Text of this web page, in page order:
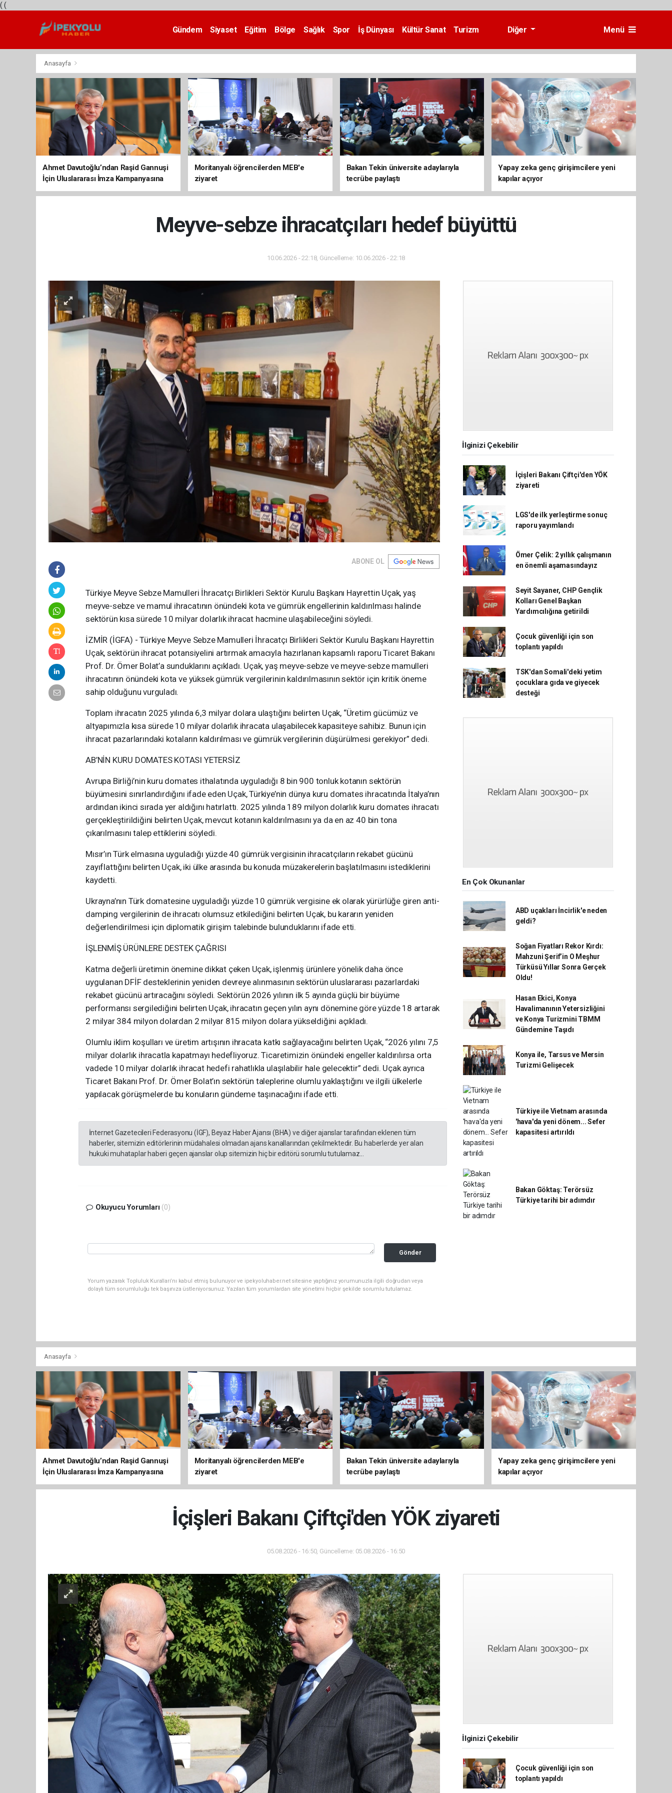
( (
Gündem Siyaset Eğitim Bölge Sağlık Spor İş Dünyası Kültür Sanat
Turizm
Diğer Menü
Anasayfa
Ahmet Davutoğlu’ndan Raşid Gannuşi
İçin Uluslararası İmza Kampanyasına
Destek
Moritanyalı öğrencilerden MEB'e
ziyaret
Bakan Tekin üniversite adaylarıyla
tecrübe paylaştı
Yapay zeka genç girişimcilere yeni
kapılar açıyor
Meyve-sebze ihracatçıları hedef büyüttü
10.06.2026 - 22:18, Güncelleme: 10.06.2026 - 22:18
ABONE OL
Türkiye Meyve Sebze Mamulleri İhracatçı Birlikleri Sektör Kurulu Başkanı Hayrettin Uçak, yaş
meyve-sebze ve mamul ihracatının önündeki kota ve gümrük engellerinin kaldırılması halinde
sektörün kısa sürede 10 milyar dolarlık ihracat hacmine ulaşabileceğini söyledi.
İZMİR (İGFA) - Türkiye Meyve Sebze Mamulleri İhracatçı Birlikleri Sektör Kurulu Başkanı Hayrettin
Uçak, sektörün ihracat potansiyelini artırmak amacıyla hazırlanan kapsamlı raporu Ticaret Bakanı
Prof. Dr. Ömer Bolat’a sunduklarını açıkladı. Uçak, yaş meyve-sebze ve meyve-sebze mamulleri
ihracatının önündeki kota ve yüksek gümrük vergilerinin kaldırılmasının sektör için kritik öneme
sahip olduğunu vurguladı.
Toplam ihracatın 2025 yılında 6,3 milyar dolara ulaştığını belirten Uçak, “Üretim gücümüz ve
altyapımızla kısa sürede 10 milyar dolarlık ihracata ulaşabilecek kapasiteye sahibiz. Bunun için
ihracat pazarlarındaki kotaların kaldırılması ve gümrük vergilerinin düşürülmesi gerekiyor” dedi.
AB’NİN KURU DOMATES KOTASI YETERSİZ
Avrupa Birliği’nin kuru domates ithalatında uyguladığı 8 bin 900 tonluk kotanın sektörün
büyümesini sınırlandırdığını ifade eden Uçak, Türkiye’nin dünya kuru domates ihracatında İtalya’nın
ardından ikinci sırada yer aldığını hatırlattı. 2025 yılında 189 milyon dolarlık kuru domates ihracatı
gerçekleştirildiğini belirten Uçak, mevcut kotanın kaldırılmasını ya da en az 40 bin tona
çıkarılmasını talep ettiklerini söyledi.
Mısır’ın Türk elmasına uyguladığı yüzde 40 gümrük vergisinin ihracatçıların rekabet gücünü
zayıflattığını belirten Uçak, iki ülke arasında bu konuda müzakerelerin başlatılmasını istediklerini
kaydetti.
Ukrayna’nın Türk domatesine uyguladığı yüzde 10 gümrük vergisine ek olarak yürürlüğe giren anti-
damping vergilerinin de ihracatı olumsuz etkilediğini belirten Uçak, bu kararın yeniden
değerlendirilmesi için diplomatik girişim talebinde bulunduklarını ifade etti.
İŞLENMİŞ ÜRÜNLERE DESTEK ÇAĞRISI
Katma değerli üretimin önemine dikkat çeken Uçak, işlenmiş ürünlere yönelik daha önce
uygulanan DFİF desteklerinin yeniden devreye alınmasının sektörün uluslararası pazarlardaki
rekabet gücünü artıracağını söyledi. Sektörün 2026 yılının ilk 5 ayında güçlü bir büyüme
performansı sergilediğini belirten Uçak, ihracatın geçen yılın aynı dönemine göre yüzde 18 artarak
2 milyar 384 milyon dolardan 2 milyar 815 milyon dolara yükseldiğini açıkladı.
Olumlu iklim koşulları ve üretim artışının ihracata katkı sağlayacağını belirten Uçak, “2026 yılını 7,5
milyar dolarlık ihracatla kapatmayı hedefliyoruz. Ticaretimizin önündeki engeller kaldırılırsa orta
vadede 10 milyar dolarlık ihracat hedefi rahatlıkla ulaşılabilir hale gelecektir” dedi. Uçak ayrıca
Ticaret Bakanı Prof. Dr. Ömer Bolat’ın sektörün taleplerine olumlu yaklaştığını ve ilgili ülkelerle
yapılacak görüşmelerde bu konuların gündeme taşınacağını ifade etti.
İnternet Gazetecileri Federasyonu (İGF), Beyaz Haber Ajansı (BHA) ve diğer ajanslar tarafından eklenen tüm
haberler, sitemizin editörlerinin müdahalesi olmadan ajans kanallarından çekilmektedir. Bu haberlerde yer alan
hukuki muhataplar haberi geçen ajanslar olup sitemizin hiç bir editörü sorumlu tutulamaz...
Okuyucu Yorumları (0)
Gönder
Yorum yazarak Topluluk Kuralları’nı kabul etmiş bulunuyor ve ipekyoluhaber.net sitesine yaptığınız yorumunuzla ilgili doğrudan veya
dolaylı tüm sorumluluğu tek başınıza üstleniyorsunuz. Yazılan tüm yorumlardan site yönetimi hiçbir şekilde sorumlu tutulamaz.
İlginizi Çekebilir
İçişleri Bakanı Çiftçi'den YÖK
ziyareti
LGS'de ilk yerleştirme sonuç
raporu yayımlandı
Ömer Çelik: 2 yıllık çalışmanın
en önemli aşamasındayız
Seyit Sayaner, CHP Gençlik
Kolları Genel Başkan
Yardımcılığına getirildi
Çocuk güvenliği için son
toplantı yapıldı
TSK'dan Somali'deki yetim
çocuklara gıda ve giyecek
desteği
En Çok Okunanlar
ABD uçakları İncirlik'e neden
geldi?
Soğan Fiyatları Rekor Kırdı:
Mahzuni Şerif’in O Meşhur
Türküsü Yıllar Sonra Gerçek
Oldu!
Hasan Ekici, Konya
Havalimanının Yetersizliğini
ve Konya Turizmini TBMM
Gündemine Taşıdı
Konya ile, Tarsus ve Mersin
Turizmi Gelişecek
Türkiye ile Vietnam arasında
'hava'da yeni dönem... Sefer
kapasitesi artırıldı
Bakan Göktaş: Terörsüz
Türkiye tarihi bir adımdır
Anasayfa
Ahmet Davutoğlu’ndan Raşid Gannuşi
İçin Uluslararası İmza Kampanyasına
Destek
Moritanyalı öğrencilerden MEB'e
ziyaret
Bakan Tekin üniversite adaylarıyla
tecrübe paylaştı
Yapay zeka genç girişimcilere yeni
kapılar açıyor
İçişleri Bakanı Çiftçi'den YÖK ziyareti
05.08.2026 - 16:50, Güncelleme: 05.08.2026 - 16:50
İlginizi Çekebilir
Çocuk güvenliği için son
toplantı yapıldı